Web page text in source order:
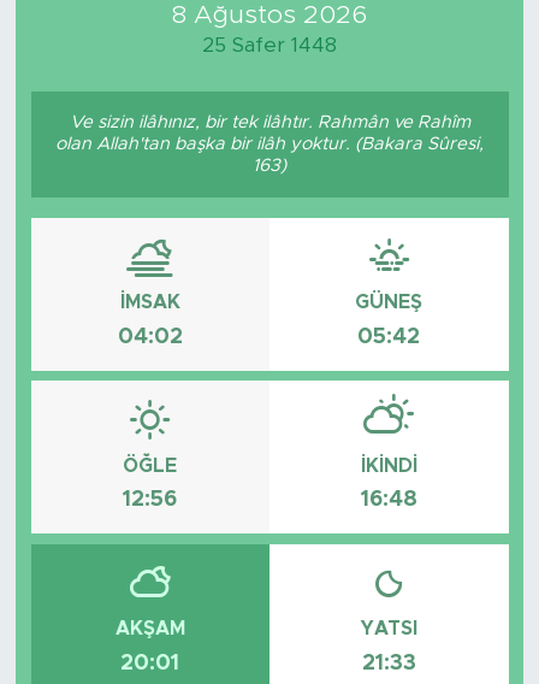
8 Ağustos 2026
25 Safer 1448
Ve sizin ilâhınız, bir tek ilâhtır. Rahmân ve Rahîm
olan Allah'tan başka bir ilâh yoktur. (Bakara Sûresi,
163)
İMSAK
04:02
GÜNEŞ
05:42
ÖĞLE
12:56
İKINDI
16:48
AKŞAM
20:01
YATSI
21:33